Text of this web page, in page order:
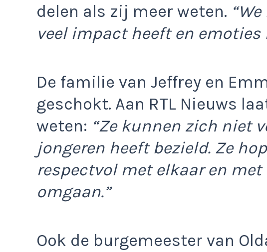
delen als zij meer weten.
veel impact heeft en emoties
De familie van Jeffrey en
geschokt. Aan RTL Nieuws
weten: “Ze kunnen zich niet
jongeren heeft bezield. Ze
respectvol met elkaar en met
omgaan.”
Ook de burgemeester van